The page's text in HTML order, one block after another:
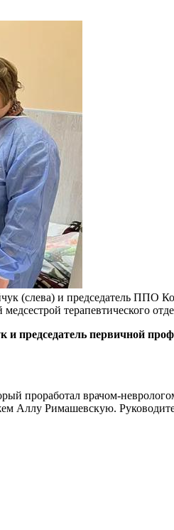
(слева) и председатель ППО
терапевтического
и председатель первичной
проработал врачом-
Аллу Римашевскую.